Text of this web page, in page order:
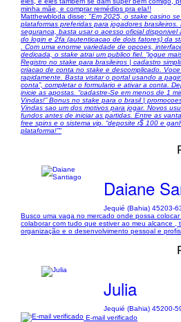
minha mãe, e comprar remédios pra ela!!
Matthewbloda disse: "Em 2025, o stake casino
plataformas preferidas para jogadores
seguranca, basta usar o acesso oficial
do login e 2fa (autenticacao de dois fatores) da
. Com uma enorme variedade de opcoes,
dedicada, o stake atrai um publico fiel. “jogue
Registro no stake para brasileiros | cadastro
criacao de conta no stake e descomplicado.
rapidamente. Basta visitar o portal usando a
conta”, completar o formulario e ativar a conta.
inicie as apostas. “cadastre-Se em menos de 1
Vindas!” Bonus no stake para o brasil |
Vindas sao um dos motivos para jogar. Novos
fundos antes de iniciar as partidas. Entre as
free spins e o sistema vip. “deposite r$ 100 e
plataforma!”"
Daiane
Jequié (Bahia) 45203-
Busco uma vaga no mercado onde possa
colaborar com tudo que estiver ao meu alcance ,
organização e o desenvolvimento pessoal e
Julia
Jequié (Bahia) 45200-
E-mail verificado